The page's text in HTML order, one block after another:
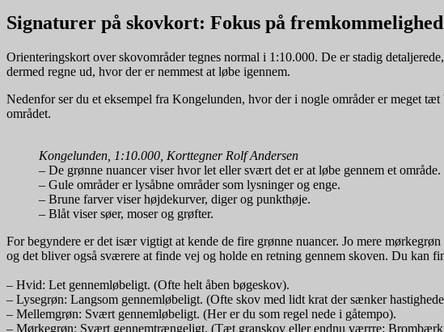
Signaturer på skovkort: Fokus på
Orienteringskort over skovområder tegnes normal i 1:10.000. De er stadig
dermed regne ud, hvor der er nemmest at løbe igennem.
Nedenfor ser du et eksempel fra Kongelunden, hvor der i nogle områder er meget
området.
Kongelunden, 1:10.000, Korttegner Rolf Andersen
– De grønne nuancer viser hvor let eller svært det er at løbe gennem et område.
– Gule områder er lysåbne områder som lysninger og enge.
– Brune farver viser højdekurver, diger og punkthøje.
– Blåt viser søer, moser og grøfter.
For begyndere er det især vigtigt at kende de fire grønne nuancer. Jo mere
og det bliver også sværere at finde vej og holde en retning gennem skoven. Du kan
– Hvid: Let gennemløbeligt. (Ofte helt åben bøgeskov).
– Lysegrøn: Langsom gennemløbeligt. (Ofte skov med lidt krat der sænker
– Mellemgrøn: Svært gennemløbeligt. (Her er du som regel nede i gåtempo).
– Mørkegrøn: Svært gennemtrængeligt. (Tæt granskov eller endnu værrre: